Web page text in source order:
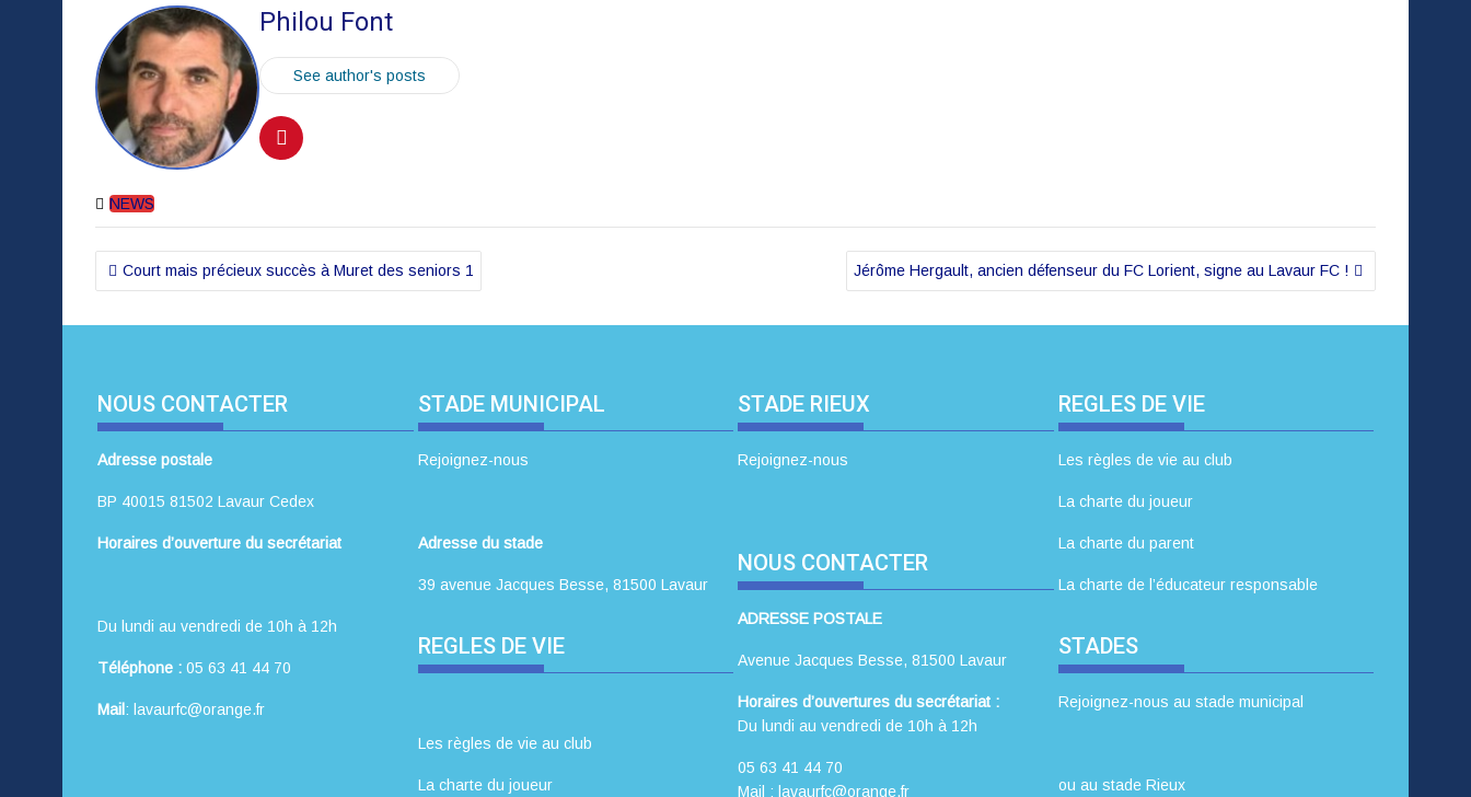
Philou Font
See author's posts
NEWS
Navigation
de Court mais précieux succès à Muret des seniors 1 Jérôme Hergault, ancien défenseur du FC Lorient, signe au Lavaur FC !
NOUS CONTACTER
Adresse postale
BP 40015 81502 Lavaur Cedex
Horaires d’ouverture du secrétariat
Du lundi au vendredi de 10h à 12h
Téléphone : 05 63 41 44 70
Mail: lavaurfc@orange.fr
STADE MUNICIPAL
Rejoignez-nous
Adresse du stade
39 avenue Jacques Besse, 81500 Lavaur
REGLES DE VIE
Les règles de vie au club
La charte du joueur
STADE RIEUX
Rejoignez-nous
NOUS CONTACTER
ADRESSE POSTALE
Avenue Jacques Besse, 81500 Lavaur
Horaires d’ouvertures du secrétariat :
Du lundi au vendredi de 10h à 12h
05 63 41 44 70
Mail : lavaurfc@orange.fr
REGLES DE VIE
Les règles de vie au club
La charte du joueur
La charte du parent
La charte de l’éducateur responsable
STADES
Rejoignez-nous au stade municipal
ou au stade Rieux